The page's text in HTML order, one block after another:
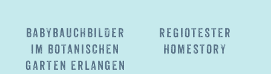
BABYBAUCHBILDER
IM BOTANISCHEN
GARTEN ERLANGEN
REGIOTESTER
HOMESTORY